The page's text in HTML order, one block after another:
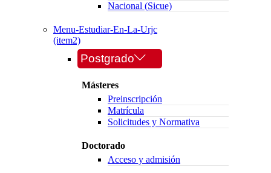
Nacional (Sicue)
Menu-Estudiar-En-La-Urjc
(item2)
Postgrado
Másteres
Preinscripción
Matrícula
Solicitudes y Normativa
Doctorado
Acceso y admisión